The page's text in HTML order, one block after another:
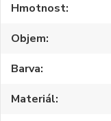
Hmotnost
Objem
Barva
Materiál